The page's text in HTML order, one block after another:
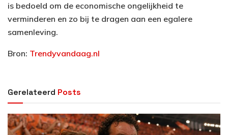
is bedoeld om de economische ongelijkheid te
verminderen en zo bij te dragen aan een egalere
samenleving.
Bron: Trendyvandaag.nl
Gerelateerd Posts